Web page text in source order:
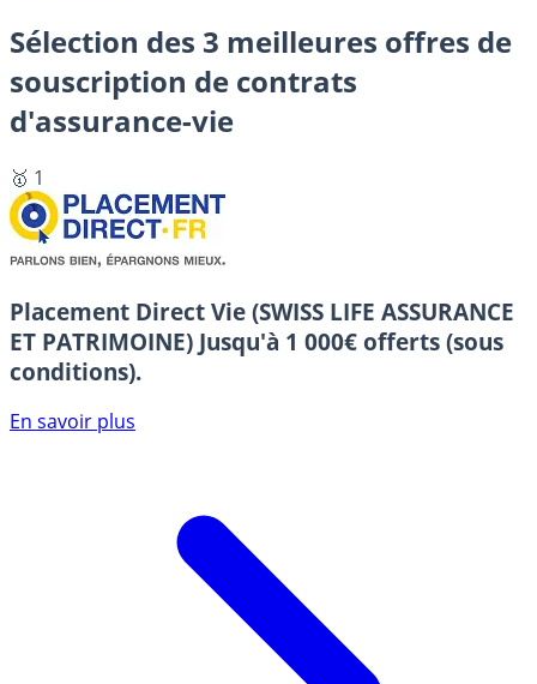
Sélection des 3 meilleures offres de
souscription de contrats
d'assurance-vie
🥇 1
Placement Direct Vie (SWISS LIFE ASSURANCE
ET PATRIMOINE) Jusqu'à 1 000€ offerts (sous
conditions).
En savoir plus